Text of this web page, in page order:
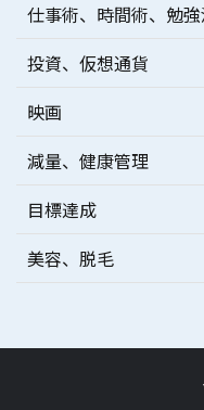
仕事術、時間術、勉
投資、仮想通貨
映画
減量、健康管理
目標達成
美容、脱毛